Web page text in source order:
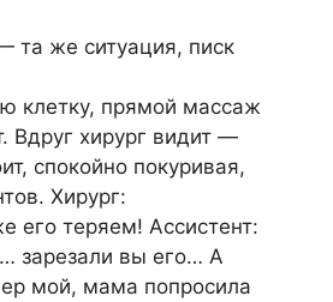
же ситуация, писк
клетку, прямой массаж
Вдруг хирург видит —
спокойно покуривая,
Хирург:
теряем! Ассистент:
зарезали вы его… А
мой, мама попросила